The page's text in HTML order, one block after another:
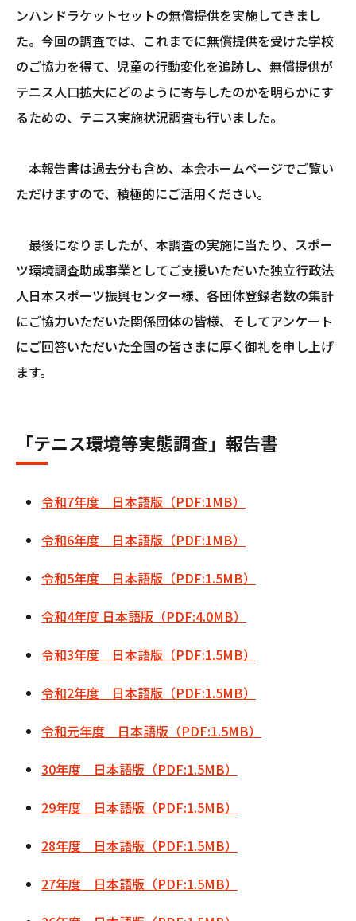
ンハンドラケットセットの無償提供を実施してきまし
た。今回の調査では、これまでに無償提供を受けた学校
のご協力を得て、児童の行動変化を追跡し、無償提供が
テニス人口拡大にどのように寄与したのかを明らかにす
るための、テニス実施状況調査も行いました。
本報告書は過去分も含め、本会ホームページでご覧い
ただけますので、積極的にご活用ください。
最後になりましたが、本調査の実施に当たり、スポー
ツ環境調査助成事業としてご支援いただいた独立行政法
人日本スポーツ振興センター様、各団体登録者数の集計
にご協力いただいた関係団体の皆様、そしてアンケート
にご回答いただいた全国の皆さまに厚く御礼を申し上げ
ます。
「テニス環境等実態調査」報告書
令和7年度 日本語版（PDF:1MB）
令和6年度 日本語版（PDF:1MB）
令和5年度 日本語版（PDF:1.5MB）
令和4年度 日本語版（PDF:4.0MB）
令和3年度 日本語版（PDF:1.5MB）
令和2年度 日本語版（PDF:1.5MB）
令和元年度 日本語版（PDF:1.5MB）
30年度 日本語版（PDF:1.5MB）
29年度 日本語版（PDF:1.5MB）
28年度 日本語版（PDF:1.5MB）
27年度 日本語版（PDF:1.5MB）